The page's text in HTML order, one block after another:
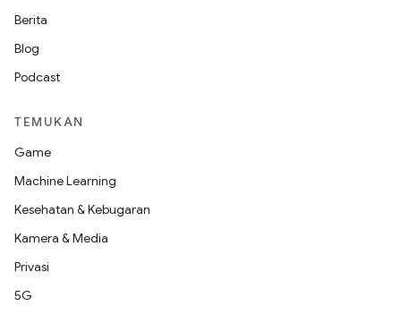
Berita
Blog
Podcast
TEMUKAN
Game
Machine Learning
Kesehatan & Kebugaran
Kamera & Media
Privasi
5G